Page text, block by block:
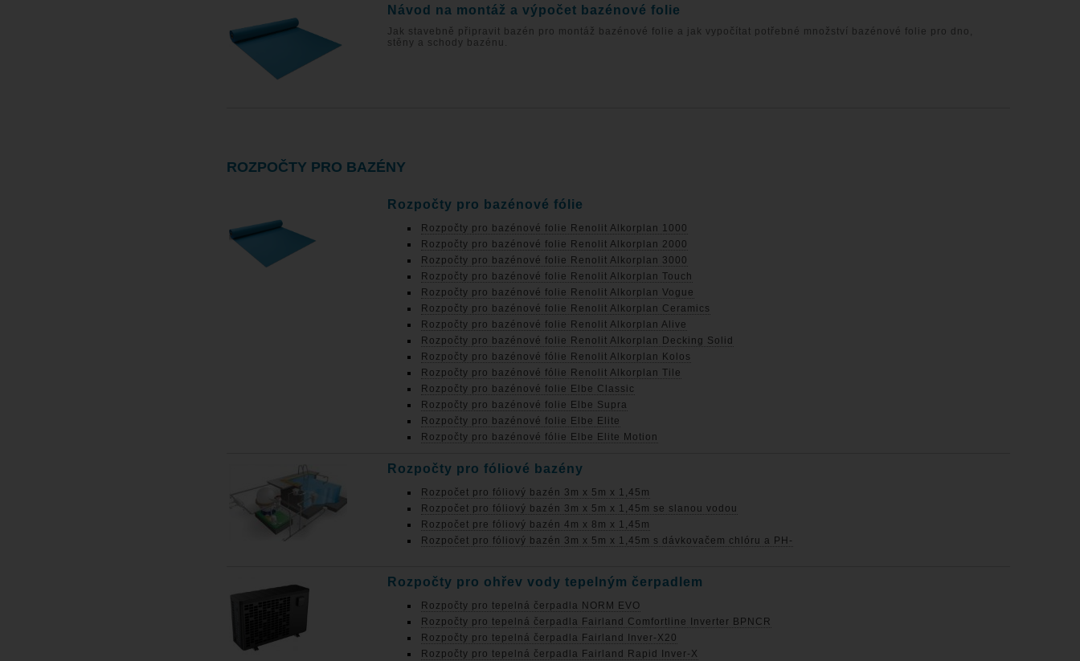
Návod na montáž a výpočet bazénové folie
Jak stavebně připravit bazén pro montáž bazénové folie a jak vypočítat potřebné množství bazénové folie pro dno,
stěny a schody bazénu.
ROZPOČTY PRO BAZÉNY
Rozpočty pro bazénové fólie
Rozpočty pro bazénové folie Renolit Alkorplan 1000
Rozpočty pro bazénové folie Renolit Alkorplan 2000
Rozpočty pro bazénové folie Renolit Alkorplan 3000
Rozpočty pro bazénové folie Renolit Alkorplan Touch
Rozpočty pro bazénové folie Renolit Alkorplan Vogue
Rozpočty pro bazénové folie Renolit Alkorplan Ceramics
Rozpočty pro bazénové folie Renolit Alkorplan Alive
Rozpočty pro bazénové folie Renolit Alkorplan Decking Solid
Rozpočty pro bazénové fólie Renolit Alkorplan Kolos
Rozpočty pro bazénové fólie Renolit Alkorplan Tile
Rozpočty pro bazénové folie Elbe Classic
Rozpočty pro bazénové folie Elbe Supra
Rozpočty pro bazénové folie Elbe Elite
Rozpočty pro bazénové fólie Elbe Elite Motion
Rozpočty pro fóliové bazény
Rozpočet pro fóliový bazén 3m x 5m x 1,45m
Rozpočet pro fóliový bazén 3m x 5m x 1,45m se slanou vodou
Rozpočet pre fóliový bazén 4m x 8m x 1,45m
Rozpočet pro fóliový bazén 3m x 5m x 1,45m s dávkovačem chlóru a PH-
Rozpočty pro ohřev vody tepelným čerpadlem
Rozpočty pro tepelná čerpadla NORM EVO
Rozpočty pro tepelná čerpadla Fairland Comfortline Inverter BPNCR
Rozpočty pro tepelná čerpadla Fairland Inver-X20
Rozpočty pro tepelná čerpadla Fairland Rapid Inver-X